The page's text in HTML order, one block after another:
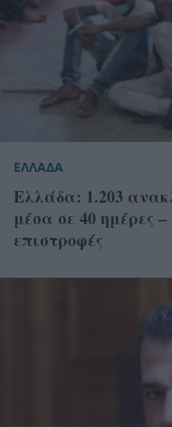
ΕΛΛΑΔΑ
Ελλάδα: 1.203
μέσα σε 40 ημέρες
επιστροφές